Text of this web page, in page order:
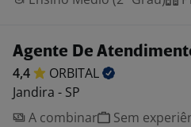
Agente De
4,4
ORBITAL
Jandira - SP
A combinar
Sem